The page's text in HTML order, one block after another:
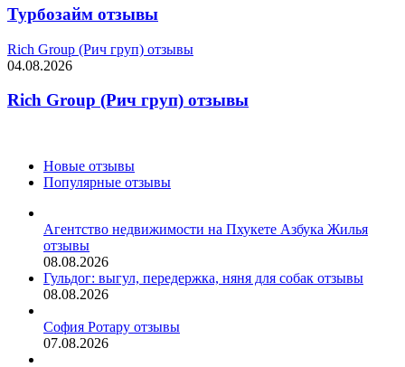
Турбозайм отзывы
Rich Group (Рич груп) отзывы
04.08.2026
Rich Group (Рич груп) отзывы
Новые отзывы
Популярные отзывы
Агентство недвижимости на Пхукете Азбука Жилья
отзывы
08.08.2026
Гульдог: выгул, передержка, няня для собак отзывы
08.08.2026
София Ротару отзывы
07.08.2026